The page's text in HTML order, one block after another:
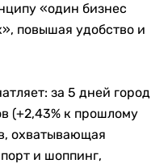
«один бизнес
повышая удобство и
за 5 дней город
(+2,43% к прошлому
охватывающая
и шоппинг,